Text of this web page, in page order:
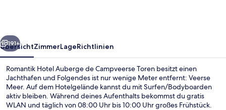
Weiter
191+
ÜbersichtZimmerLageRichtlinien
Romantik Hotel Auberge de Campveerse Toren besitzt einen
Jachthafen und Folgendes ist nur wenige Meter entfernt: Veerse
Meer. Auf dem Hotelgelände kannst du mit Surfen/Bodyboarden
aktiv bleiben. Während deines Aufenthalts bekommst du gratis
WLAN und täglich von 08:00 Uhr bis 10:00 Uhr großes Frühstück.